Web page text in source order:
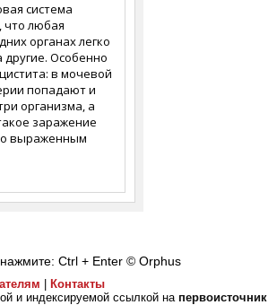
система
что любая
органах легко
другие. Особенно
в мочевой
попадают и
организма, а
заражение
выраженным
Ctrl + Enter © Orphus
Контакты
и индексируемой ссылкой на первоисточник